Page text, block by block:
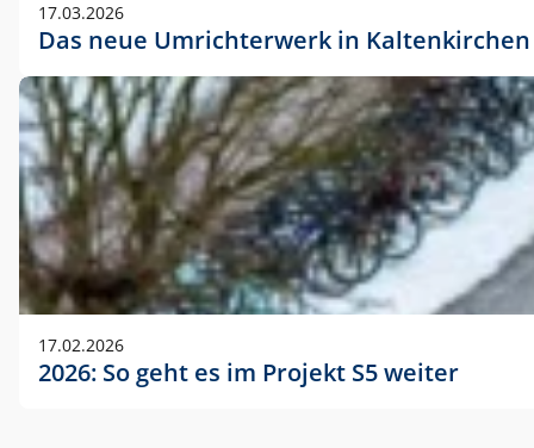
17.03.2026
Das neue Umrichterwerk in Kaltenkirchen
17.02.2026
2026: So geht es im Projekt S5 weiter